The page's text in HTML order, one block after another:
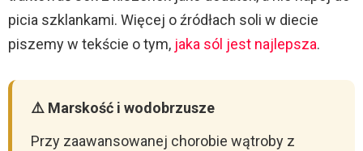
picia szklankami. Więcej o źródłach soli w diecie
piszemy w tekście o tym, jaka sól jest najlepsza.
⚠️ Marskość i wodobrzusze
Przy zaawansowanej chorobie wątroby z